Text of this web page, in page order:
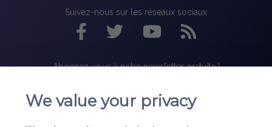
Suivez-nous sur les réseaux sociaux
Abonnez-vous à notre newsletter gratuite !
We value your privacy